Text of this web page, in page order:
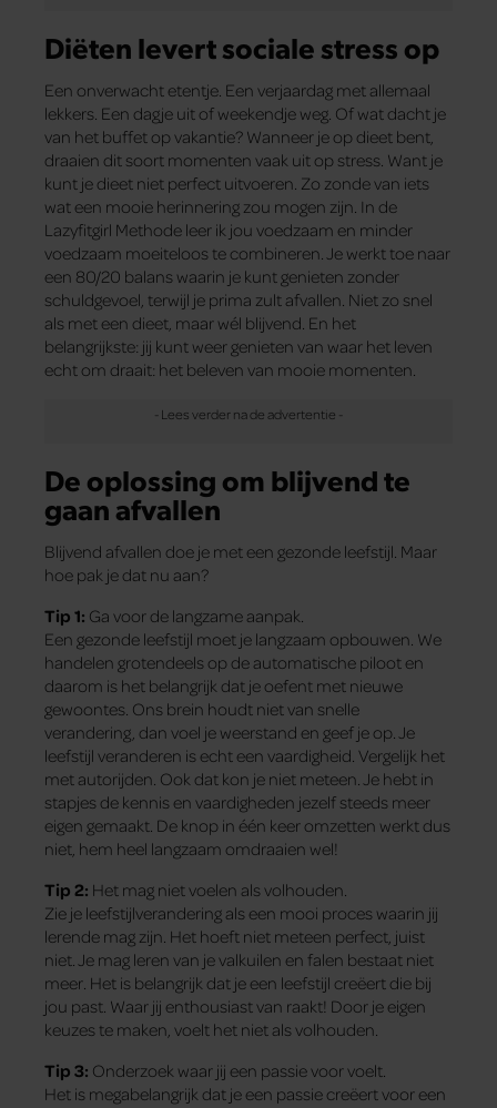
Diëten levert sociale stress op
Een onverwacht etentje. Een verjaardag met allemaal
lekkers. Een dagje uit of weekendje weg. Of wat dacht je
van het buffet op vakantie? Wanneer je op dieet bent,
draaien dit soort momenten vaak uit op stress. Want je
kunt je dieet niet perfect uitvoeren. Zo zonde van iets
wat een mooie herinnering zou mogen zijn. In de
Lazyfitgirl Methode leer ik jou voedzaam en minder
voedzaam moeiteloos te combineren. Je werkt toe naar
een 80/20 balans waarin je kunt genieten zonder
schuldgevoel, terwijl je prima zult afvallen. Niet zo snel
als met een dieet, maar wél blijvend. En het
belangrijkste: jij kunt weer genieten van waar het leven
echt om draait: het beleven van mooie momenten.
De oplossing om blijvend te
gaan afvallen
Blijvend afvallen doe je met een gezonde leefstijl. Maar
hoe pak je dat nu aan?
Tip 1: Ga voor de langzame aanpak.
Een gezonde leefstijl moet je langzaam opbouwen. We
handelen grotendeels op de automatische piloot en
daarom is het belangrijk dat je oefent met nieuwe
gewoontes. Ons brein houdt niet van snelle
verandering, dan voel je weerstand en geef je op. Je
leefstijl veranderen is echt een vaardigheid. Vergelijk het
met autorijden. Ook dat kon je niet meteen. Je hebt in
stapjes de kennis en vaardigheden jezelf steeds meer
eigen gemaakt. De knop in één keer omzetten werkt dus
niet, hem heel langzaam omdraaien wel!
Tip 2: Het mag niet voelen als volhouden.
Zie je leefstijlverandering als een mooi proces waarin jij
lerende mag zijn. Het hoeft niet meteen perfect, juist
niet. Je mag leren van je valkuilen en falen bestaat niet
meer. Het is belangrijk dat je een leefstijl creëert die bij
jou past. Waar jij enthousiast van raakt! Door je eigen
keuzes te maken, voelt het niet als volhouden.
Tip 3: Onderzoek waar jij een passie voor voelt.
Het is megabelangrijk dat je een passie creëert voor een